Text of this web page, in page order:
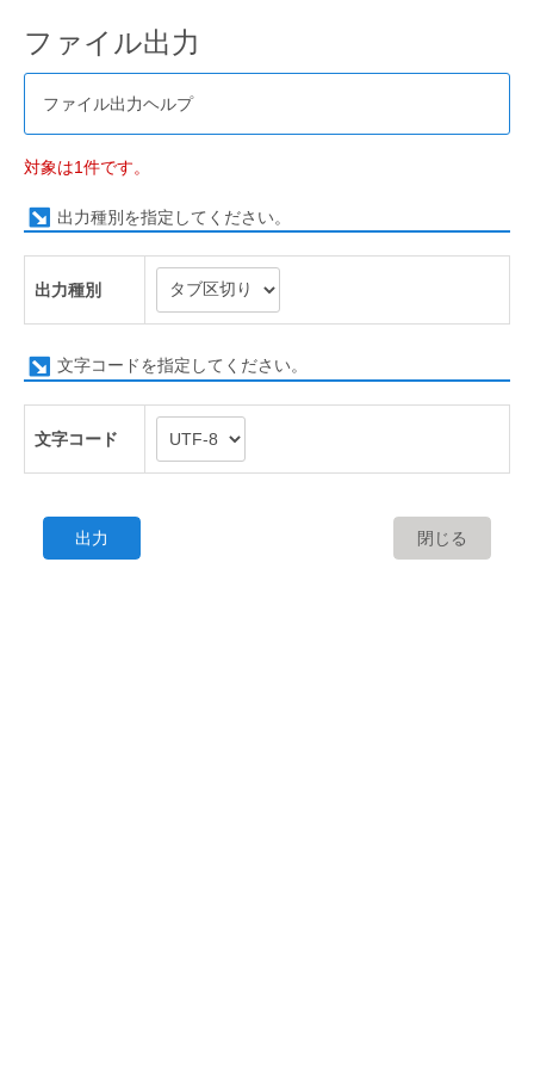
ファイル出力
ファイル出力ヘルプ
対象は1件です。
出力種別を指定してください。
出力種別
文字コードを指定してください。
文字コード